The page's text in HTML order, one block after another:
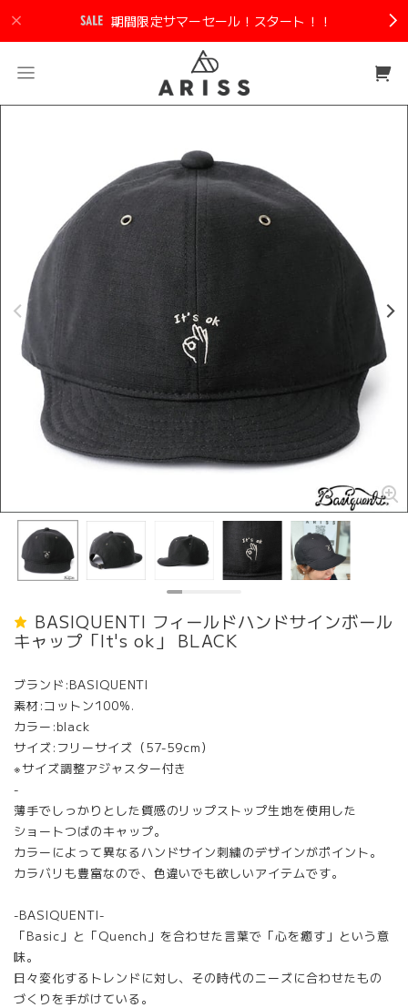
期間限定サマーセール！スタート！！
BASIQUENTI フィールドハンドサインボール
キャップ「It's ok」 BLACK
ブランド:BASIQUENTI
素材:コットン100%.
カラー:black
サイズ:フリーサイズ（57-59cm）
※サイズ調整アジャスター付き
-
薄手でしっかりとした質感のリップストップ生地を使用した
ショートつばのキャップ。
カラーによって異なるハンドサイン刺繍のデザインがポイント。
カラバリも豊富なので、色違いでも欲しいアイテムです。
-BASIQUENTI-
「Basic」と「Quench」を合わせた言葉で「心を癒す」という意
味。
日々変化するトレンドに対し、その時代のニーズに合わせたもの
づくりを手がけている。